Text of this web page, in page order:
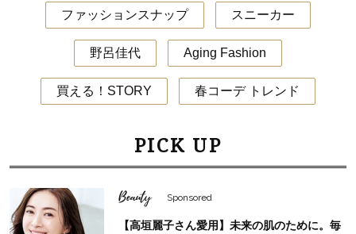
ファッションスナップ スニーカー
野呂佳代 Aging Fashion
買える！STORY 春コーデ トレンド
PICK UP
Beauty Sponsored
【高垣麗子さん愛用】未来の肌のために。毎